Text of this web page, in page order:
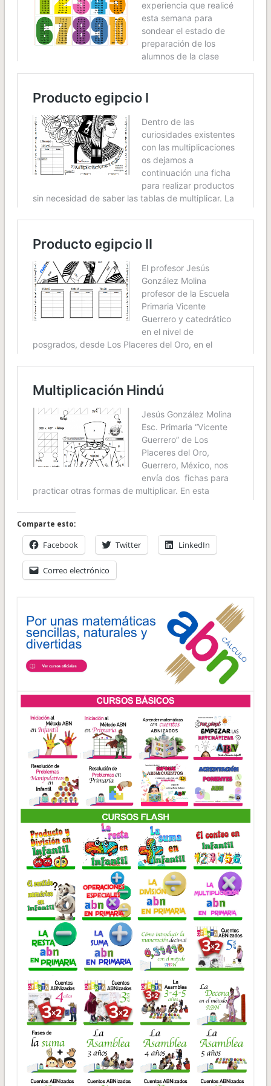
Comparte esto:
Facebook Twitter LinkedIn
Correo electrónico